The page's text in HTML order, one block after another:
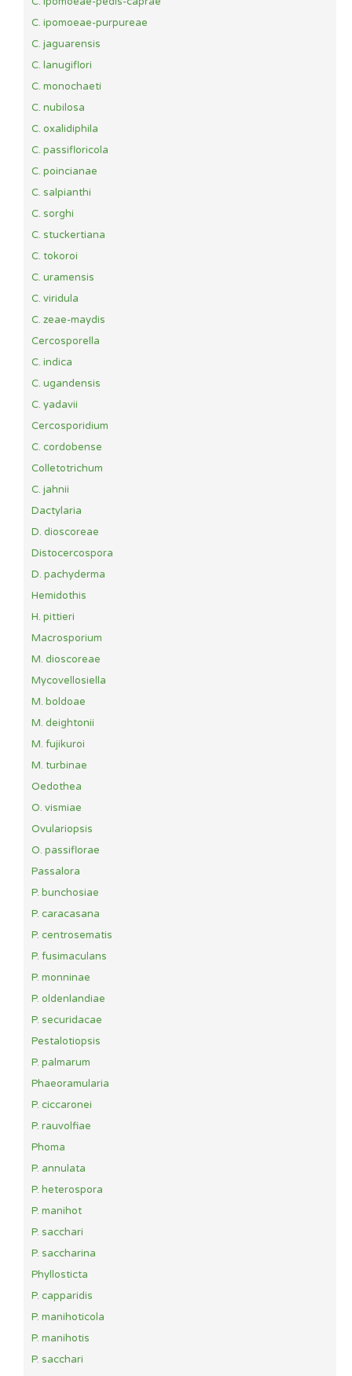
C. ipomoeae-purpureae
C. jaguarensis
C. lanugiflori
C. monochaeti
C. nubilosa
C. oxalidiphila
C. passifloricola
C. poincianae
C. salpianthi
C. sorghi
C. stuckertiana
C. tokoroi
C. uramensis
C. viridula
C. zeae-maydis
Cercosporella
C. indica
C. ugandensis
C. yadavii
Cercosporidium
C. cordobense
Colletotrichum
C. jahnii
Dactylaria
D. dioscoreae
Distocercospora
D. pachyderma
Hemidothis
H. pittieri
Macrosporium
M. dioscoreae
Mycovellosiella
M. boldoae
M. deightonii
M. fujikuroi
M. turbinae
Oedothea
O. vismiae
Ovulariopsis
O. passiflorae
Passalora
P. bunchosiae
P. caracasana
P. centrosematis
P. fusimaculans
P. monninae
P. oldenlandiae
P. securidacae
Pestalotiopsis
P. palmarum
Phaeoramularia
P. ciccaronei
P. rauvolfiae
Phoma
P. annulata
P. heterospora
P. manihot
P. sacchari
P. saccharina
Phyllosticta
P. capparidis
P. manihoticola
P. manihotis
P. sacchari